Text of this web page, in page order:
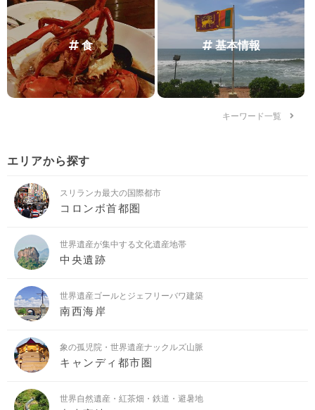
食 基本情報
キーワード一覧
エリアから探す
スリランカ最大の国際都市
コロンボ首都圏
世界遺産が集中する文化遺産地帯
中央遺跡
世界遺産ゴールとジェフリーバワ建築
南西海岸
象の孤児院・世界遺産ナックルズ山脈
キャンディ都市圏
世界自然遺産・紅茶畑・鉄道・避暑地